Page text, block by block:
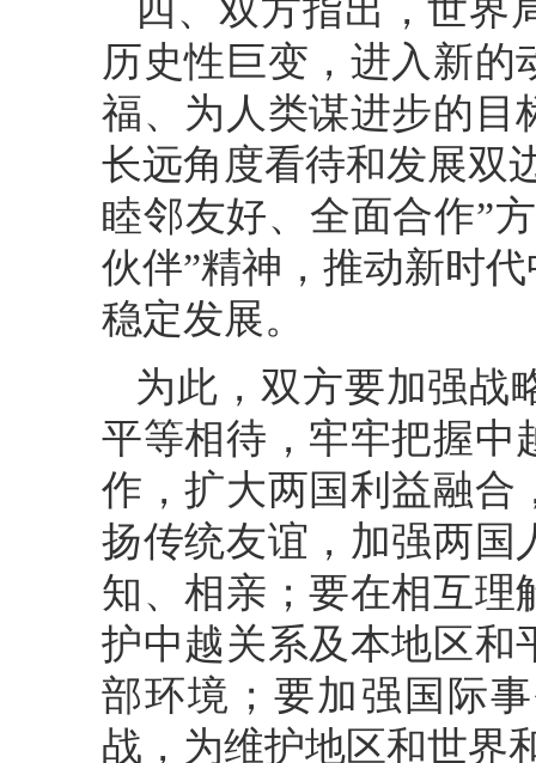
四、双方指出，世界
历史性巨变，进入新
福、为人类谋进步的目
长远角度看待和发展双
睦邻友好、全面合作”
伙伴”精神，推动新时
稳定发展。
为此，双方要加强战
平等相待，牢牢把握中
作，扩大两国利益融合
扬传统友谊，加强两国
知、相亲；要在相互理
护中越关系及本地区和
部环境；要加强国际
战，为维护地区和世界